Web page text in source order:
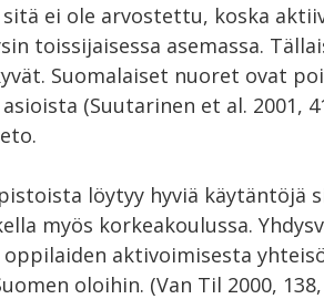
ei ole arvostettu, koska
toissijaisessa asemassa.
Suomalaiset nuoret ovat
(Suutarinen et al. 2001,
löytyy hyviä käytäntöjä
myös korkeakoulussa.
aktivoimisesta
oloihin. (Van Til 2000,